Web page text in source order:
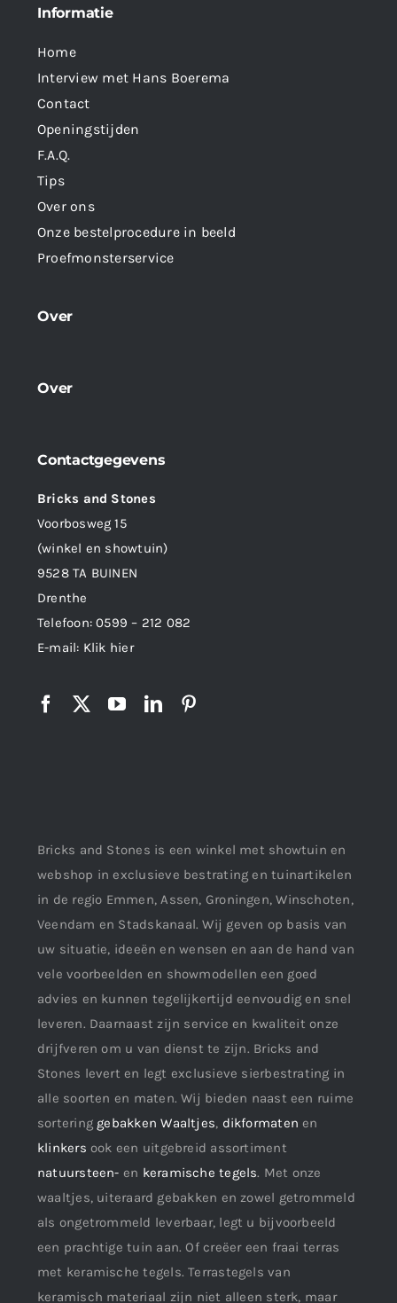
Informatie
Home
Interview met Hans Boerema
Contact
Openingstijden
F.A.Q.
Tips
Over ons
Onze bestelprocedure in beeld
Proefmonsterservice
Over
Over
Contactgegevens
Bricks and Stones
Voorbosweg 15
(winkel en showtuin)
9528 TA BUINEN
Drenthe
Telefoon:0599 – 212 082
E-mail: Klik hier
Bricks and Stones is een winkel met showtuin en
webshop in exclusieve bestrating en tuinartikelen
in de regio Emmen, Assen, Groningen, Winschoten,
Veendam en Stadskanaal. Wij geven op basis van
uw situatie, ideeën en wensen en aan de hand van
vele voorbeelden en showmodellen een goed
advies en kunnen tegelijkertijd eenvoudig en snel
leveren. Daarnaast zijn service en kwaliteit onze
drijfveren om u van dienst te zijn. Bricks and
Stones levert en legt exclusieve sierbestrating in
alle soorten en maten. Wij bieden naast een ruime
sortering gebakken Waaltjes, dikformaten en
klinkers ook een uitgebreid assortiment
natuursteen- en keramische tegels. Met onze
waaltjes, uiteraard gebakken en zowel getrommeld
als ongetrommeld leverbaar, legt u bijvoorbeeld
een prachtige tuin aan. Of creëer een fraai terras
met keramische tegels. Terrastegels van
keramisch materiaal zijn niet alleen sterk, maar